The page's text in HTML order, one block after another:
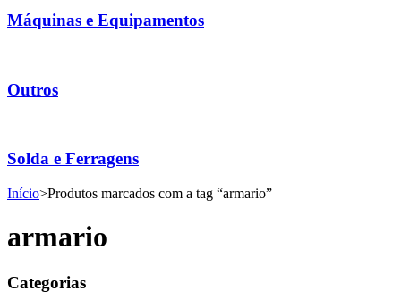
Máquinas e Equipamentos
Outros
Solda e Ferragens
Início>Produtos marcados com a tag “armario”
armario
Categorias